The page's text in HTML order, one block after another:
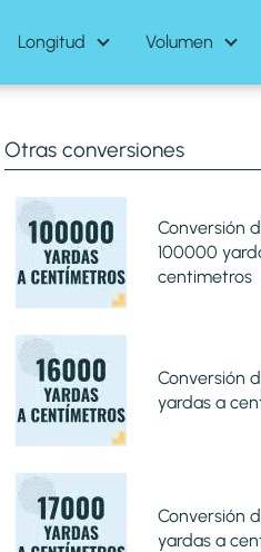
Longitud Volumen
Otras conversiones
Conversión
100000
centimetros
Conversión
yardas a
Conversión
yardas a